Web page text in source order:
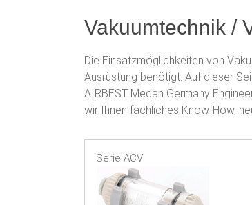
m
a
t
i
s
Vakuumtechnik /
Die Einsatzmöglichkeiten von
Ausrüstung benötigt. Auf dieser
AIRBEST Medan Germany
wir Ihnen fachliches Know-How,
Serie ACV